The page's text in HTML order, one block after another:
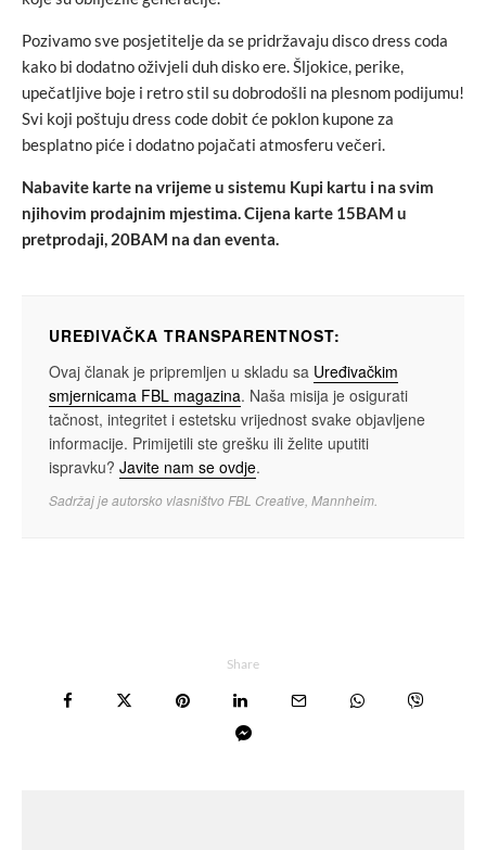
Pozivamo sve posjetitelje da se pridržavaju disco dress coda
kako bi dodatno oživjeli duh disko ere. Šljokice, perike,
upečatljive boje i retro stil su dobrodošli na plesnom podijumu!
Svi koji poštuju dress code dobit će poklon kupone za
besplatno piće i dodatno pojačati atmosferu večeri.
Nabavite karte na vrijeme u sistemu Kupi kartu i na svim
njihovim prodajnim mjestima. Cijena karte 15BAM u
pretprodaji, 20BAM na dan eventa.
UREĐIVAČKA TRANSPARENTNOST:
Ovaj članak je pripremljen u skladu sa Uređivačkim
smjernicama FBL magazina. Naša misija je osigurati
tačnost, integritet i estetsku vrijednost svake objavljene
informacije. Primijetili ste grešku ili želite uputiti
ispravku? Javite nam se ovdje.
Sadržaj je autorsko vlasništvo FBL Creative, Mannheim.
Share